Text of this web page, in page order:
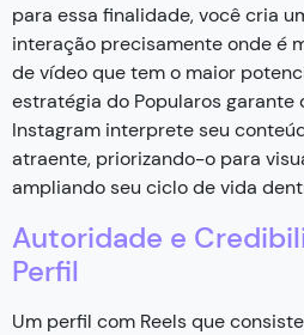
para essa finalidade, você cria
interação precisamente onde é
de vídeo que tem o maior
estratégia do Popularos garante
Instagram interprete seu
atraente, priorizando-o para
ampliando seu ciclo de vida
Autoridade e
Perfil
Um perfil com Reels que